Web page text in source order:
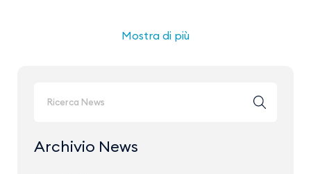
Mostra di più
Archivio News